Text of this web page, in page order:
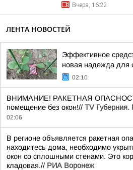
Вчера, 16:22
ЛЕНТА НОВОСТЕЙ
Эффективное
новая надежда для
02:10
ВНИМАНИЕ! РАКЕТНАЯ
помещение без окон!// TV Губерния.
02:06
В регионе объявляется ракетная
находитесь дома, необходимо
окон со сплошными стенами. Это
кладовая.// РИА Воронеж